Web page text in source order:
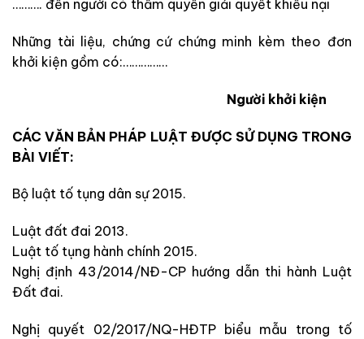
………. đến người có thẩm quyền giải quyết khiếu nại
Những tài liệu, chứng cứ chứng minh kèm theo đơn
khởi kiện gồm có:……………
Người khởi kiện
CÁC VĂN BẢN PHÁP LUẬT ĐƯỢC SỬ DỤNG TRONG
BÀI VIẾT:
Bộ luật tố tụng dân sự 2015.
Luật đất đai 2013.
Luật tố tụng hành chính 2015.
Nghị định 43/2014/NĐ-CP hướng dẫn thi hành Luật
Đất đai.
Nghị quyết 02/2017/NQ-HĐTP biểu mẫu trong tố